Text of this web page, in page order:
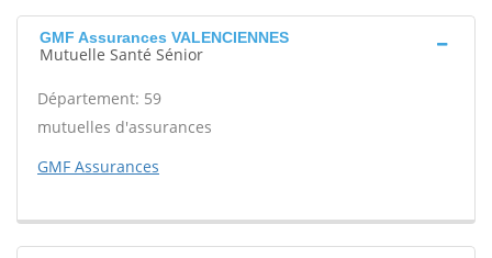
GMF Assurances VALENCIENNES
Mutuelle Santé Sénior
Département: 59
mutuelles d'assurances
GMF Assurances